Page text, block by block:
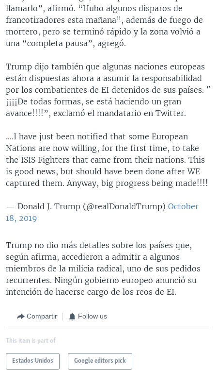
llamarlo”, afirmó. “Hubo algunos disparos de
francotiradores esta mañana”, además de fuego de
mortero, pero se terminó rápido y la zona volvió a
una “completa pausa”, agregó.
Trump dijo también que algunas naciones europeas
están dispuestas ahora a asumir la responsabilidad
por los combatientes de EI detenidos de sus países. ″
¡¡¡¡De todas formas, se está haciendo un gran
avance!!!!”, exclamó el mandatario en Twitter.
....I have just been notified that some European
Nations are now willing, for the first time, to take
the ISIS Fighters that came from their nations. This
is good news, but should have been done after WE
captured them. Anyway, big progress being made!!!!
— Donald J. Trump (@realDonaldTrump) October
18, 2019
Trump no dio más detalles sobre los países que,
según afirma, accedieron a admitir a algunos
miembros de la milicia radical, uno de sus pedidos
recurrentes. Ningún gobierno europeo anunció su
intención de hacerse cargo de los reos de EI.
Compartir Follow us
This item is part of
Estados Unidos Google editors pick